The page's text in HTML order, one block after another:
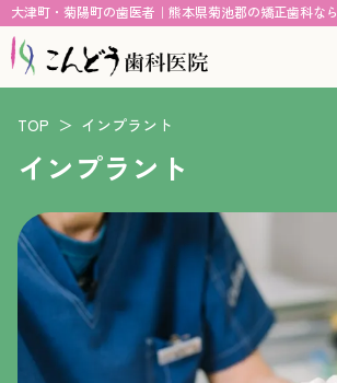
大津町・菊陽町の歯医者｜熊本県菊池郡の矯正歯科なら
TOP ＞ インプラント
インプラント